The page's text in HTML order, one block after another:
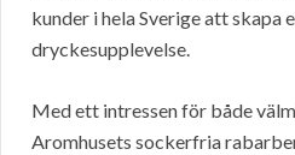
kunder i hela Sverige att skapa
dryckesupplevelse.
Med ett intressen för både
Aromhusets sockerfria